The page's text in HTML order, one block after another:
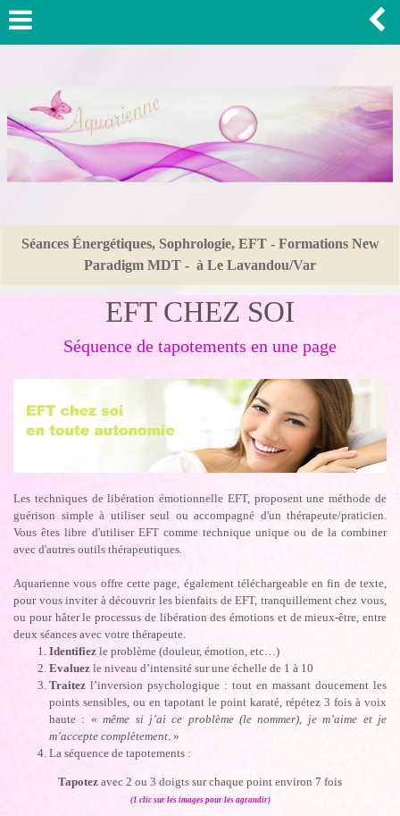
Séances Énergétiques, Sophrologie, EFT - Formations New
Paradigm MDT - à Le Lavandou/Var
EFT CHEZ SOI
Séquence de tapotements en une page
Les techniques de libération émotionnelle EFT, proposent une méthode de
guérison simple à utiliser seul ou accompagné d'un thérapeute/praticien.
Vous êtes libre d'utiliser EFT comme technique unique ou de la combiner
avec d'autres outils thérapeutiques.
Aquarienne vous offre cette page, également téléchargeable en fin de texte,
pour vous inviter à découvrir les bienfaits de EFT, tranquillement chez vous,
ou pour hâter le processus de libération des émotions et de mieux-être, entre
deux séances avec votre thérapeute.
Identifiez le problème (douleur, émotion, etc…)
Evaluez le niveau d’intensité sur une échelle de 1 à 10
Traitez l’inversion psychologique : tout en massant doucement les
points sensibles, ou en tapotant le point karaté, répétez 3 fois à voix
haute : «même si j’ai ce problème (le nommer), je m’aime et je
m’accepte complètement . »
La séquence de tapotements :
Tapotez avec 2 ou 3 doigts sur chaque point environ 7 fois
(1 clic sur les images pour les agrandir)